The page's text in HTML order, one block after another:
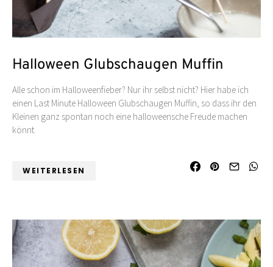
Halloween Glubschaugen Muffin
Alle schon im Halloweenfieber? Nur ihr selbst nicht? Hier habe ich
einen Last Minute Halloween Glubschaugen Muffin, so dass ihr den
Kleinen ganz spontan noch eine halloweensche Freude machen
könnt.
WEITERLESEN